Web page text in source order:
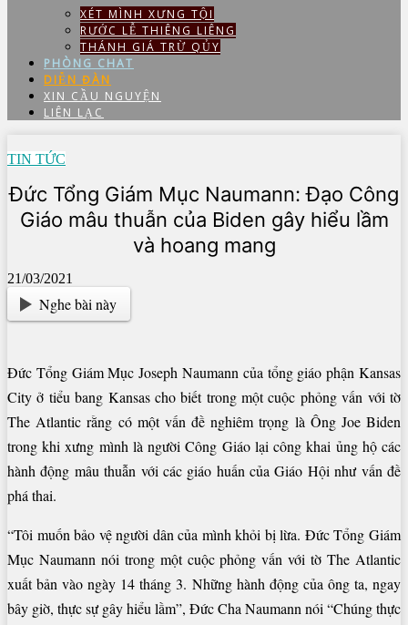
XÉT MÌNH XƯNG TỘI
RƯỚC LỄ THIÊNG LIÊNG
THÁNH GIÁ TRỪ QỦY
PHÒNG CHAT
DIỄN ĐÀN
XIN CẦU NGUYỆN
LIÊN LẠC
TIN TỨC
Đức Tổng Giám Mục Naumann: Đạo Công
Giáo mâu thuẫn của Biden gây hiểu lầm
và hoang mang
21/03/2021
Nghe bài này
Đức Tổng Giám Mục Joseph Naumann của tổng giáo phận Kansas
City ở tiểu bang Kansas cho biết trong một cuộc phỏng vấn với tờ
The Atlantic rằng có một vấn đề nghiêm trọng là Ông Joe Biden
trong khi xưng mình là người Công Giáo lại công khai ủng hộ các
hành động mâu thuẫn với các giáo huấn của Giáo Hội như vấn đề
phá thai.
“Tôi muốn bảo vệ người dân của mình khỏi bị lừa. Đức Tổng Giám
Mục Naumann nói trong một cuộc phỏng vấn với tờ The Atlantic
xuất bản vào ngày 14 tháng 3. Những hành động của ông ta, ngay
bây giờ, thực sự gây hiểu lầm”, Đức Cha Naumann nói “Chúng thực